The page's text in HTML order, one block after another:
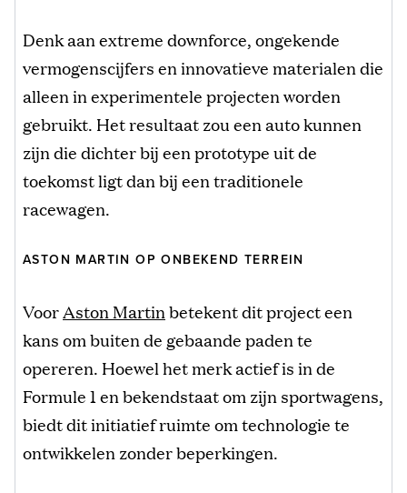
Denk aan extreme downforce, ongekende
vermogenscijfers en innovatieve materialen die
alleen in experimentele projecten worden
gebruikt. Het resultaat zou een auto kunnen
zijn die dichter bij een prototype uit de
toekomst ligt dan bij een traditionele
racewagen.
ASTON MARTIN OP ONBEKEND TERREIN
VoorAston Martinbetekent dit project een
kans om buiten de gebaande paden te
opereren. Hoewel het merk actief is in de
Formule 1 en bekendstaat om zijn sportwagens,
biedt dit initiatief ruimte om technologie te
ontwikkelen zonder beperkingen.